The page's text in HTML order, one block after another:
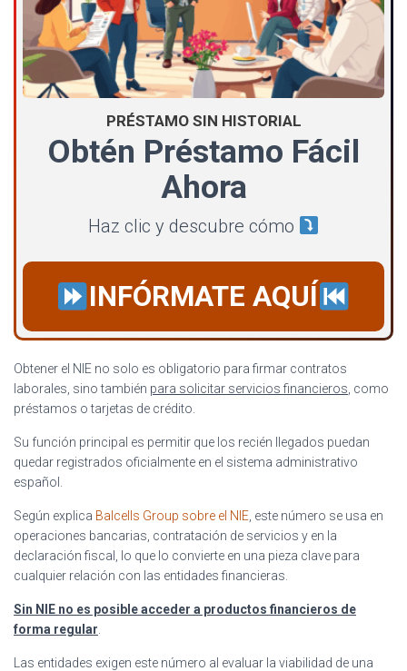
PRÉSTAMO SIN HISTORIAL
Obtén Préstamo Fácil
Ahora
Haz clic y descubre cómo
INFÓRMATE AQUÍ
Obtener el NIE no solo es obligatorio para firmar contratos
laborales, sino también para solicitar servicios financieros , como
préstamos o tarjetas de crédito.
Su función principal es permitir que los recién llegados puedan
quedar registrados oficialmente en el sistema administrativo
español.
Según explica Balcells Group sobre el NIE , este número se usa en
operaciones bancarias, contratación de servicios y en la
declaración fiscal, lo que lo convierte en una pieza clave para
cualquier relación con las entidades financieras.
Sin NIE no es posible acceder a productos financieros de
forma regular
Las entidades exigen este número al evaluar la viabilidad de una